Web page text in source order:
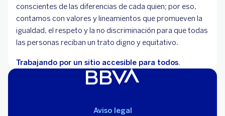
conscientes de las diferencias de cada quien; por eso,
contamos con valores y lineamientos que promueven la
igualdad, el respeto y la no discriminación para que todas
las personas reciban un trato digno y equitativo.
Trabajando por un sitio accesible para todos.
Aviso legal